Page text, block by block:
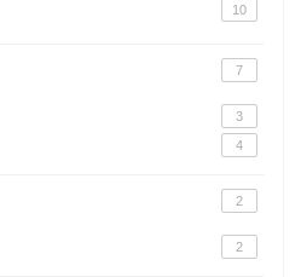
10
7
3
4
2
2